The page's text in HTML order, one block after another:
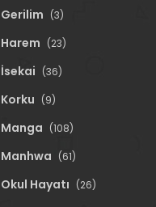
Gerilim (3)
Harem (23)
İsekai (36)
Korku (9)
Manga (108)
Manhwa (61)
Okul Hayatı (26)